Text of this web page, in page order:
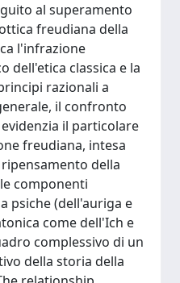
al superamento
freudiana della
l'infrazione
dell'etica classica e la
razionali a
il confronto
il particolare
freudiana, intesa
della
componenti
psiche (dell'auriga e
come dell'Ich e
complessivo di un
della storia della